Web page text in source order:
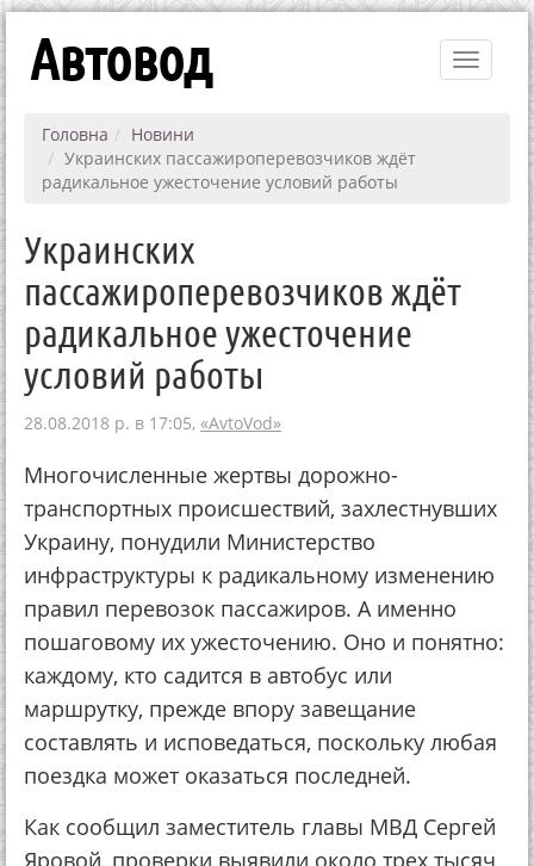
Toggle
Автовод
Головна
Новини
Украинских пассажироперевозчиков ждёт
радикальное ужесточение условий работы
Украинских
пассажироперевозчиков ждёт
радикальное ужесточение
условий работы
28.08.2018 р. в 17:05, «AvtoVod»
Многочисленные жертвы дорожно-
транспортных происшествий, захлестнувших
Украину, понудили Министерство
инфраструктуры к радикальному изменению
правил перевозок пассажиров. А именно
пошаговому их ужесточению. Оно и понятно:
каждому, кто садится в автобус или
маршрутку, прежде впору завещание
составлять и исповедаться, поскольку любая
поездка может оказаться последней.
Как сообщил заместитель главы МВД Сергей
Яровой, проверки выявили около трех тысяч